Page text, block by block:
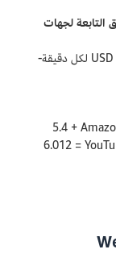
لجهات
تدفق فيديو واحد عالي الدقة × 60 دقيقة × 0.09 USD لكل دقيقة-
0.612 USD لمجموعة تطوير برمجيات Amazon Chime‏ + 5.4
USD لإرسال فيديو في الوقت الفعلي إلى YouTube Live‏ = 6.012